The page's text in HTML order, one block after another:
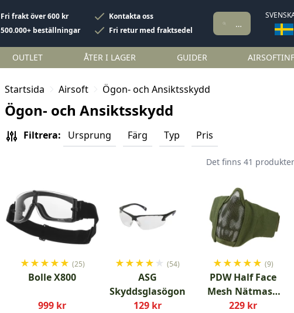
Fri frakt över 600 kr
Kontakta oss
500.000+ beställningar Fri retur med fraktsedel
OUTLET ÅTER I LAGER GUIDER
Startsida Airsoft Ögon- och Ansiktsskydd
Ögon- och Ansiktsskydd
Filtrera: Ursprung Färg Typ Pris
Det finns 41
★★★★★ (25)
Bolle X800
999 kr
★★★★ ★ (54)
ASG
Skyddsglasögon
129 kr
★★★★★ (9)
PDW Half Face
Mesh Nätmask
Skull OD
229 kr